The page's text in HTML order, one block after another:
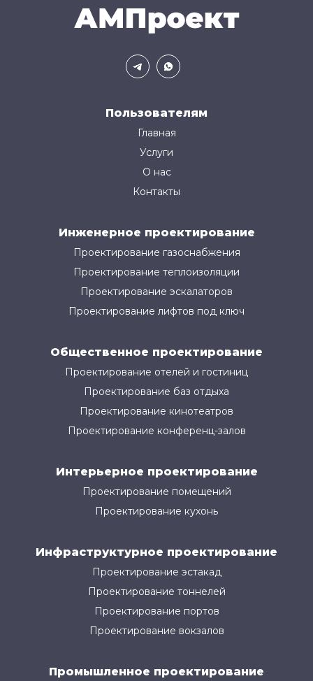
Пользователям
Главная
Услуги
О нас
Контакты
Инженерное проектирование
Проектирование газоснабжения
Проектирование теплоизоляции
Проектирование эскалаторов
Проектирование лифтов под ключ
Общественное проектирование
Проектирование отелей и гостиниц
Проектирование баз отдыха
Проектирование кинотеатров
Проектирование конференц-залов
Интерьерное проектирование
Проектирование помещений
Проектирование кухонь
Инфраструктурное проектирование
Проектирование эстакад
Проектирование тоннелей
Проектирование портов
Проектирование вокзалов
Промышленное проектирование